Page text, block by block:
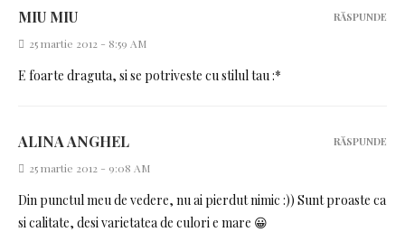
MIU MIU
25 martie 2012 - 8:59 AM
E foarte draguta, si se potriveste cu stilul tau :*
RĂSPUNDE
ALINA ANGHEL
25 martie 2012 - 9:08 AM
Din punctul meu de vedere, nu ai pierdut nimic :)) Sunt proaste ca
si calitate, desi varietatea de culori e mare 😀
RĂSPUNDE